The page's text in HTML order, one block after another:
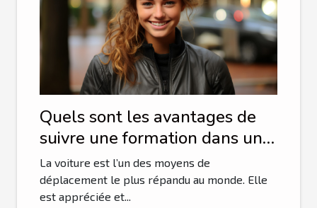
Quels sont les avantages de
suivre une formation dans une
auto-école en ligne ?
La voiture est l’un des moyens de
déplacement le plus répandu au monde. Elle
est appréciée et...